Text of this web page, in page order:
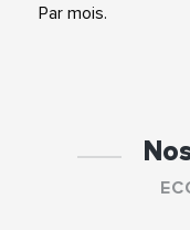
Par mois.